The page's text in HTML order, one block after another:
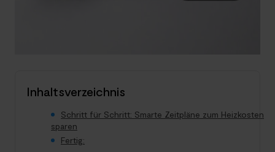
Inhaltsverzeichnis
Schritt für Schritt: Smarte Zeitpläne zum Heizkosten
sparen
Fertig: